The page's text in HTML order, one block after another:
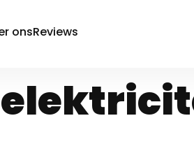
Snel